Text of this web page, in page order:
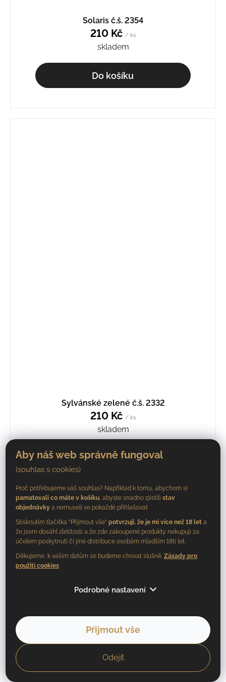
Aby náš web správně fungoval
(souhlas s cookies)
Proč potřebujeme váš souhlas? Například k tomu, abychom si
pamatovali co máte v košíku, abyste snadno zjistilistav
objednávky a nemuseli se pokaždé přihlašovat
Stísknutím tlačítka “Přijmout vše”potvrzuji, že je mi více než 18 let a
že jsem dosáhl zletitosti a že zde zakoupené produkty nekupuji za
účelem poskytnutí či jiné distribuce osobám mladším 18ti let.
Děkujeme, k vašim datům se budeme chovat slušně.Zásady pro
použití cookies
Podrobné nastavení
Odejít
Přijmout vše
Solaris č.š. 2354
210 Kč / ks
skladem
Do košíku
Sylvánské zelené č.š. 2332
210 Kč / ks
skladem
Do košíku